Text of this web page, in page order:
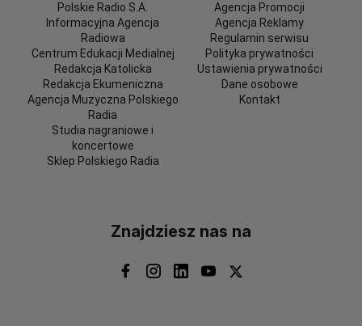
Polskie Radio S.A.
Informacyjna Agencja
Radiowa
Centrum Edukacji Medialnej
Redakcja Katolicka
Redakcja Ekumeniczna
Agencja Muzyczna Polskiego
Radia
Studia nagraniowe i
koncertowe
Sklep Polskiego Radia
Agencja Promocji
Agencja Reklamy
Regulamin serwisu
Polityka prywatności
Ustawienia prywatności
Dane osobowe
Kontakt
Znajdziesz nas na